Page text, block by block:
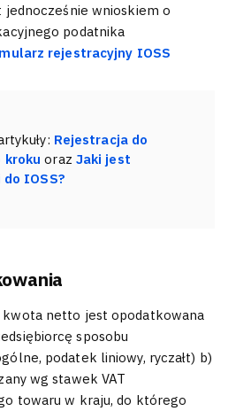
jednocześnie wnioskiem o
podatnika
rejestracyjny IOSS
Rejestracja do
kroku oraz Jaki jest
IOSS?
netto jest opodatkowana
sposobu
podatek liniowy, ryczałt) b)
wg stawek VAT
towaru w kraju, do którego